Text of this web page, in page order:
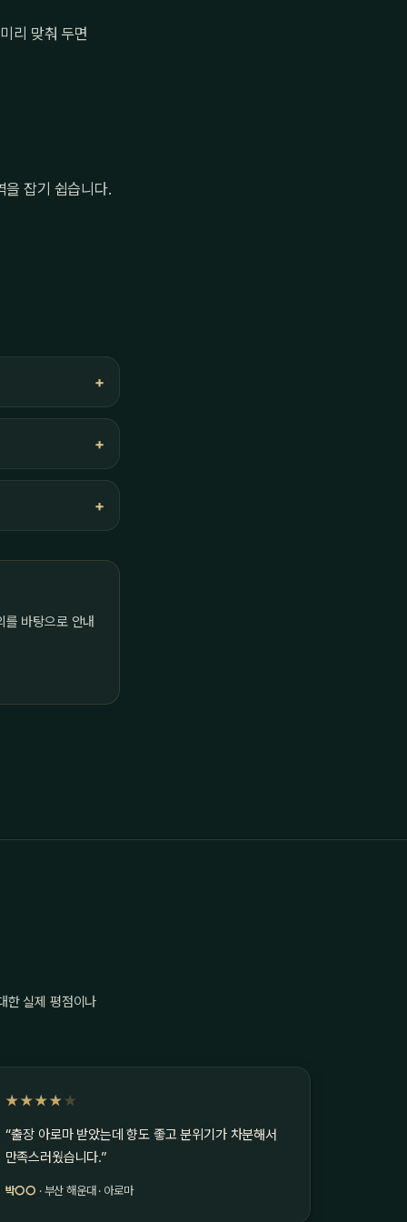
리 맞춰 두면
을 잡기 쉽습니다.
를 바탕으로 안내
한 실제 평점이나
★★★★ ★
“출장 아로마 받았는데 향도 좋고 분위기가 차분해서
만족스러웠습니다.”
박○○ · 부산 해운대 · 아로마